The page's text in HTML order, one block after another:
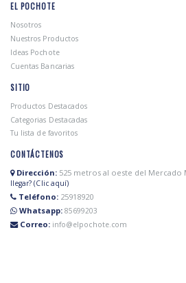
EL POCHOTE
Nosotros
Nuestros Productos
Ideas Pochote
Cuentas Bancarias
SITIO
Productos Destacados
Categorias Destacadas
Tu lista de favoritos
CONTÁCTENOS
Dirección: 525 metros al oeste del Mercado
llegar? (Clic aquí)
Teléfono: 25918920
Whatsapp: 85699203
Correo: info@elpochote.com